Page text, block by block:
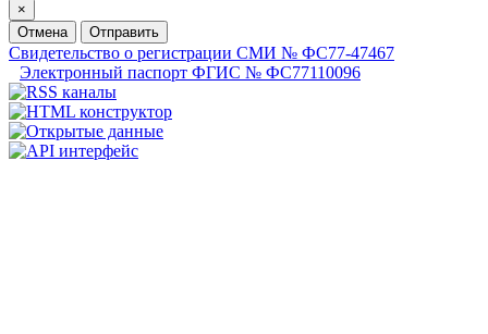
×
Отмена
Отправить
Свидетельство о регистрации СМИ № ФС77-47467
Электронный паспорт ФГИС № ФС77110096